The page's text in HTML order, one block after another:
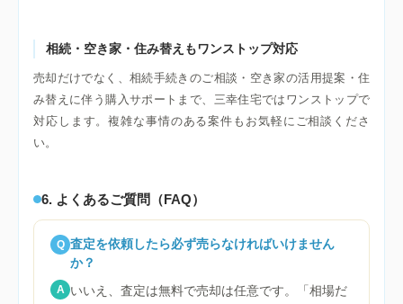
相続・空き家・住み替えもワンストップ対応
売却だけでなく、相続手続きのご相談・空き家の活用提案・住
み替えに伴う購入サポートまで、三幸住宅ではワンストップで
対応します。複雑な事情のある案件もお気軽にご相談くださ
い。
6. よくあるご質問（FAQ）
Q 査定を依頼したら必ず売らなければいけません
か？
A いいえ、査定は無料で売却は任意です。「相場だ